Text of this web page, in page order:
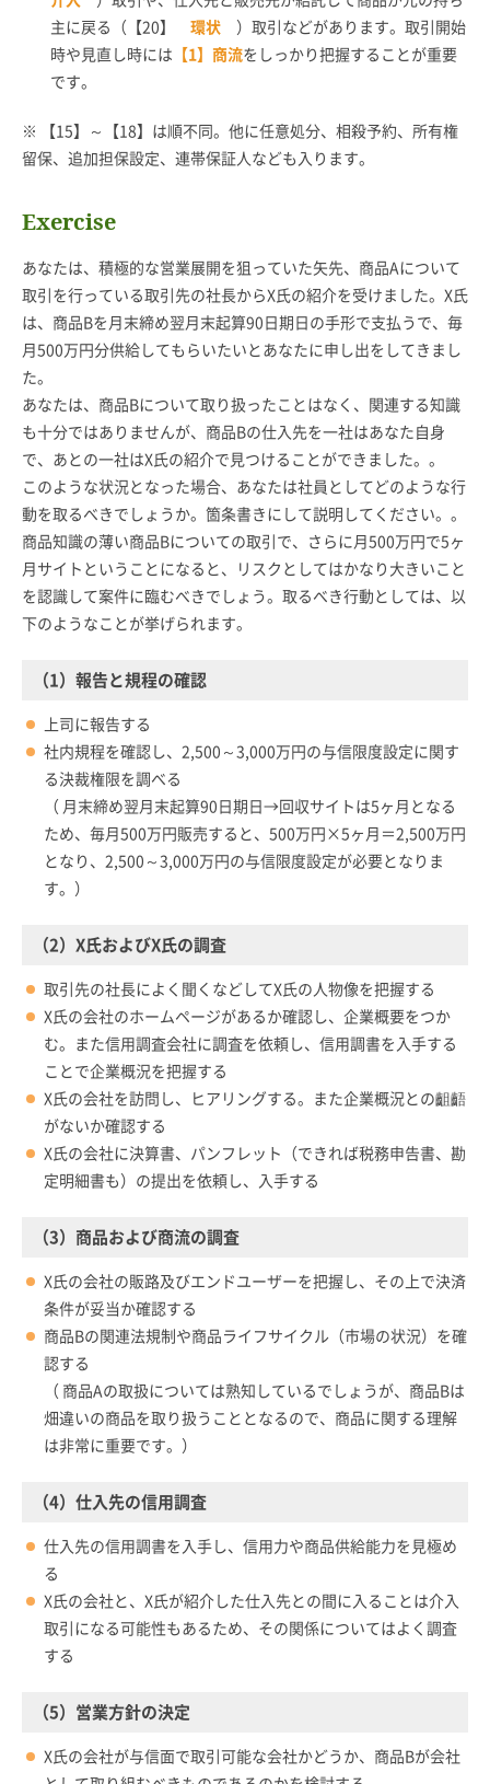
主に戻る（【20】
環状 ）取引などがあります。取引開始
時や見直し時には 【1】商流をしっかり把握することが重要
です。
※ 【15】～【18】は順不同。他に任意処分、相殺予約、所有権
留保、追加担保設定、連帯保証人なども入ります。
Exercise
あなたは、積極的な営業展開を狙っていた矢先、商品Aについて
取引を行っている取引先の社長からX氏の紹介を受けました。X氏
は、商品Bを月末締め翌月末起算90日期日の手形で支払うで、毎
月500万円分供給してもらいたいとあなたに申し出をしてきまし
た。
あなたは、商品Bについて取り扱ったことはなく、関連する知識
も十分ではありませんが、商品Bの仕入先を一社はあなた自身
で、あとの一社はX氏の紹介で見つけることができました。。
このような状況となった場合、あなたは社員としてどのような行
動を取るべきでしょうか。箇条書きにして説明してください。。
商品知識の薄い商品Bについての取引で、さらに月500万円で5ヶ
月サイトということになると、リスクとしてはかなり大きいこと
を認識して案件に臨むべきでしょう。取るべき行動としては、以
下のようなことが挙げられます。
（1）報告と規程の確認
上司に報告する
社内規程を確認し、2,500～3,000万円の与信限度設定に関す
る決裁権限を調べる
（ 月末締め翌月末起算90日期日→回収サイトは5ヶ月となる
ため、毎月500万円販売すると、500万円×5ヶ月＝2,500万円
となり、2,500～3,000万円の与信限度設定が必要となりま
す。）
（2）X氏およびX氏の調査
取引先の社長によく聞くなどしてX氏の人物像を把握する
X氏の会社のホームページがあるか確認し、企業概要をつか
む。また信用調査会社に調査を依頼し、信用調書を入手する
ことで企業概況を把握する
X氏の会社を訪問し、ヒアリングする。また企業概況との齟齬
がないか確認する
X氏の会社に決算書、パンフレット（できれば税務申告書、勘
定明細書も）の提出を依頼し、入手する
（3）商品および商流の調査
X氏の会社の販路及びエンドユーザーを把握し、その上で決済
条件が妥当か確認する
商品Bの関連法規制や商品ライフサイクル（市場の状況）を確
認する
（ 商品Aの取扱については熟知しているでしょうが、商品Bは
畑違いの商品を取り扱うこととなるので、商品に関する理解
は非常に重要です。）
（4）仕入先の信用調査
仕入先の信用調書を入手し、信用力や商品供給能力を見極め
る
X氏の会社と、X氏が紹介した仕入先との間に入ることは介入
取引になる可能性もあるため、その関係についてはよく調査
する
（5）営業方針の決定
X氏の会社が与信面で取引可能な会社かどうか、商品Bが会社